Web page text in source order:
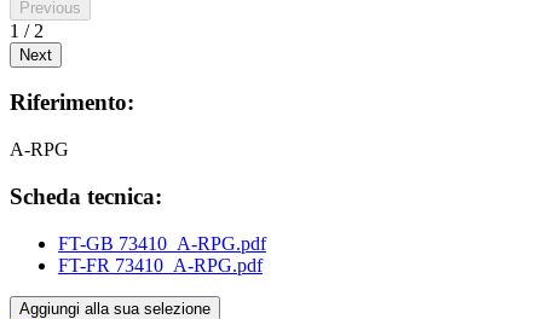
Previous
1 / 2
Next
Riferimento:
A-RPG
Scheda tecnica:
FT-GB 73410_A-RPG.pdf
FT-FR 73410_A-RPG.pdf
Aggiungi alla sua selezione